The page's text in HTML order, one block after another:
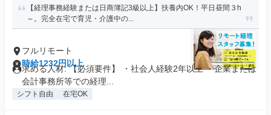
【経理事務経験または日商簿記3級以上】扶養内OK！平日昼間３h
～。完全在宅で育児・介護中の...
フルリモート
時給1232円以上
求める人材: 【必須要件】 ・社会人経験2年以上 ・企業または
会計事務所等での経理...
シフト自由 在宅OK